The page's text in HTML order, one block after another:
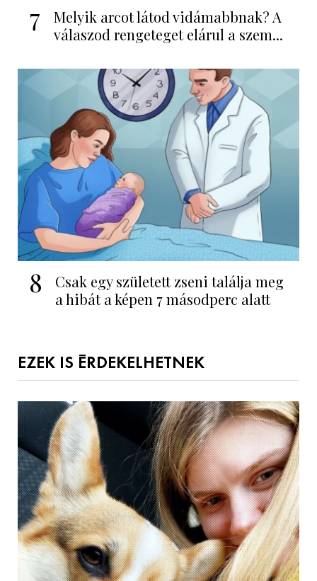
7
Melyik arcot látod vidámabbnak? A
válaszod rengeteget elárul a szem...
8
Csak egy született zseni találja meg
a hibát a képen 7 másodperc alatt
EZEK IS ÉRDEKELHETNEK